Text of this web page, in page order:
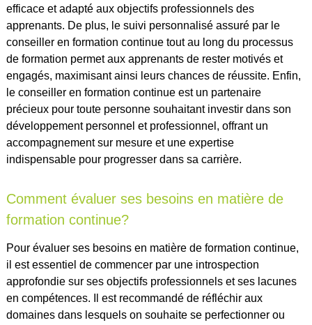
efficace et adapté aux objectifs professionnels des
apprenants. De plus, le suivi personnalisé assuré par le
conseiller en formation continue tout au long du processus
de formation permet aux apprenants de rester motivés et
engagés, maximisant ainsi leurs chances de réussite. Enfin,
le conseiller en formation continue est un partenaire
précieux pour toute personne souhaitant investir dans son
développement personnel et professionnel, offrant un
accompagnement sur mesure et une expertise
indispensable pour progresser dans sa carrière.
Comment évaluer ses besoins en matière de
formation continue?
Pour évaluer ses besoins en matière de formation continue,
il est essentiel de commencer par une introspection
approfondie sur ses objectifs professionnels et ses lacunes
en compétences. Il est recommandé de réfléchir aux
domaines dans lesquels on souhaite se perfectionner ou